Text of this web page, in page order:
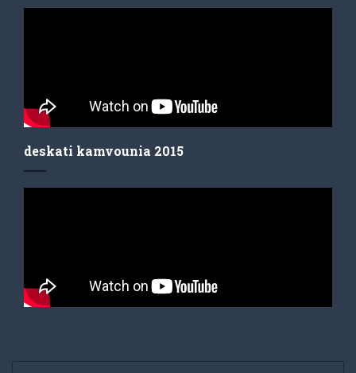
deskati kamvounia 2015